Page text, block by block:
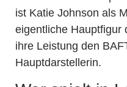
ist Katie Johnson als
eigentliche Hauptfigur
ihre Leistung den
Hauptdarstellerin.